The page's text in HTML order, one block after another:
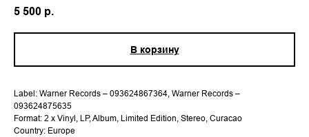
5 500 р.
В корзину
Label: Warner Records – 093624867364, Warner Records –
093624875635
Format: 2 x Vinyl, LP, Album, Limited Edition, Stereo, Curacao
Country: Europe